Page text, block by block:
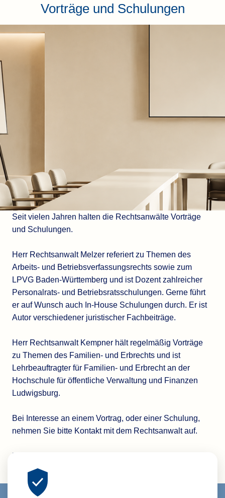
Vorträge und Schulungen
Seit vielen Jahren halten die Rechtsanwälte Vorträge
und Schulungen.
Herr Rechtsanwalt Melzer referiert zu Themen des
Arbeits- und Betriebsverfassungsrechts sowie zum
LPVG Baden-Württemberg und ist Dozent zahlreicher
Personalrats- und Betriebsratsschulungen. Gerne führt
er auf Wunsch auch In-House Schulungen durch. Er ist
Autor verschiedener juristischer Fachbeiträge.
Herr Rechtsanwalt Kempner hält regelmäßig Vorträge
zu Themen des Familien- und Erbrechts und ist
Lehrbeauftragter für Familien- und Erbrecht an der
Hochschule für öffentliche Verwaltung und Finanzen
Ludwigsburg.
Bei Interesse an einem Vortrag, oder einer Schulung,
nehmen Sie bitte Kontakt mit dem Rechtsanwalt auf.
Hier